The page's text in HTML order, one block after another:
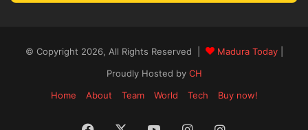
© Copyright 2026, All Rights Reserved | Madura Today
Proudly Hosted by CH
Home
About Team World Tech Buy now!